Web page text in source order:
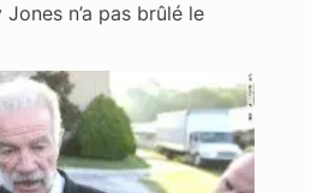
n’a pas brûlé le